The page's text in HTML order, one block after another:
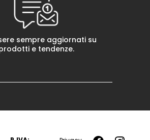
sempre aggiornati su
e tendenze.